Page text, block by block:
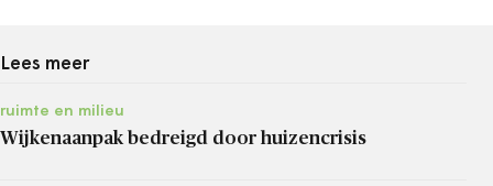
Lees meer
ruimte en milieu
Wijkenaanpak bedreigd door huizencrisis